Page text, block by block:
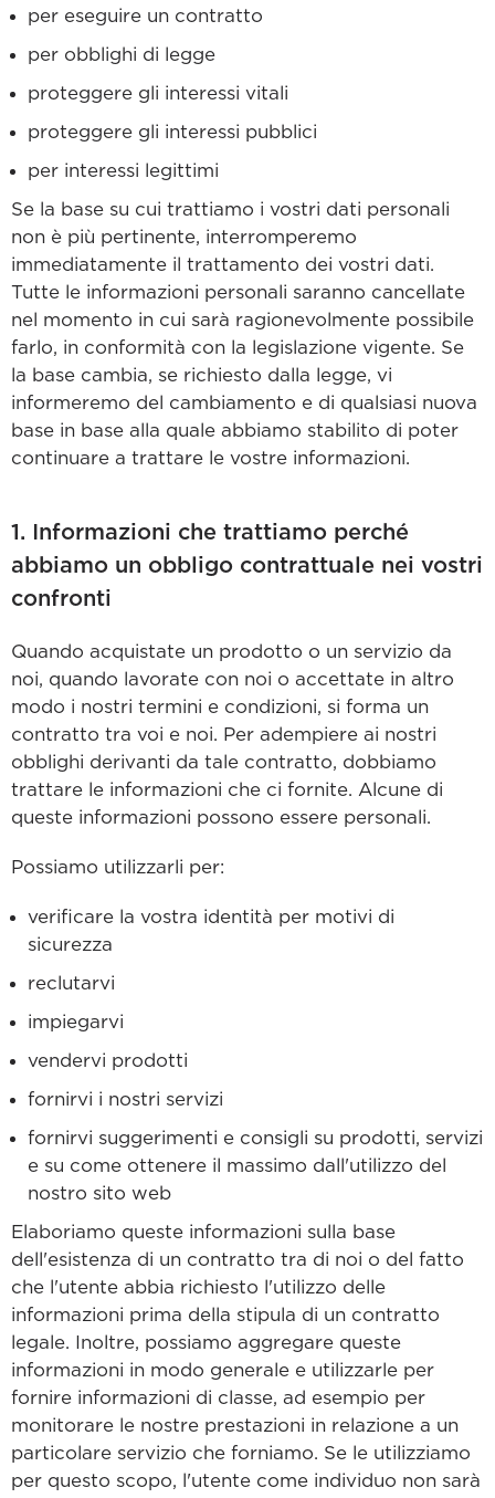
per eseguire un contratto
per obblighi di legge
proteggere gli interessi vitali
proteggere gli interessi pubblici
per interessi legittimi
Se la base su cui trattiamo i vostri dati personali
non è più pertinente, interromperemo
immediatamente il trattamento dei vostri dati.
Tutte le informazioni personali saranno cancellate
nel momento in cui sarà ragionevolmente possibile
farlo, in conformità con la legislazione vigente. Se
la base cambia, se richiesto dalla legge, vi
informeremo del cambiamento e di qualsiasi nuova
base in base alla quale abbiamo stabilito di poter
continuare a trattare le vostre informazioni.
1. Informazioni che trattiamo perché
abbiamo un obbligo contrattuale nei vostri
confronti
Quando acquistate un prodotto o un servizio da
noi, quando lavorate con noi o accettate in altro
modo i nostri termini e condizioni, si forma un
contratto tra voi e noi. Per adempiere ai nostri
obblighi derivanti da tale contratto, dobbiamo
trattare le informazioni che ci fornite. Alcune di
queste informazioni possono essere personali.
Possiamo utilizzarli per:
verificare la vostra identità per motivi di
sicurezza
reclutarvi
impiegarvi
vendervi prodotti
fornirvi i nostri servizi
fornirvi suggerimenti e consigli su prodotti, servizi
e su come ottenere il massimo dall'utilizzo del
nostro sito web
Elaboriamo queste informazioni sulla base
dell'esistenza di un contratto tra di noi o del fatto
che l'utente abbia richiesto l'utilizzo delle
informazioni prima della stipula di un contratto
legale. Inoltre, possiamo aggregare queste
informazioni in modo generale e utilizzarle per
fornire informazioni di classe, ad esempio per
monitorare le nostre prestazioni in relazione a un
particolare servizio che forniamo. Se le utilizziamo
per questo scopo, l'utente come individuo non sarà